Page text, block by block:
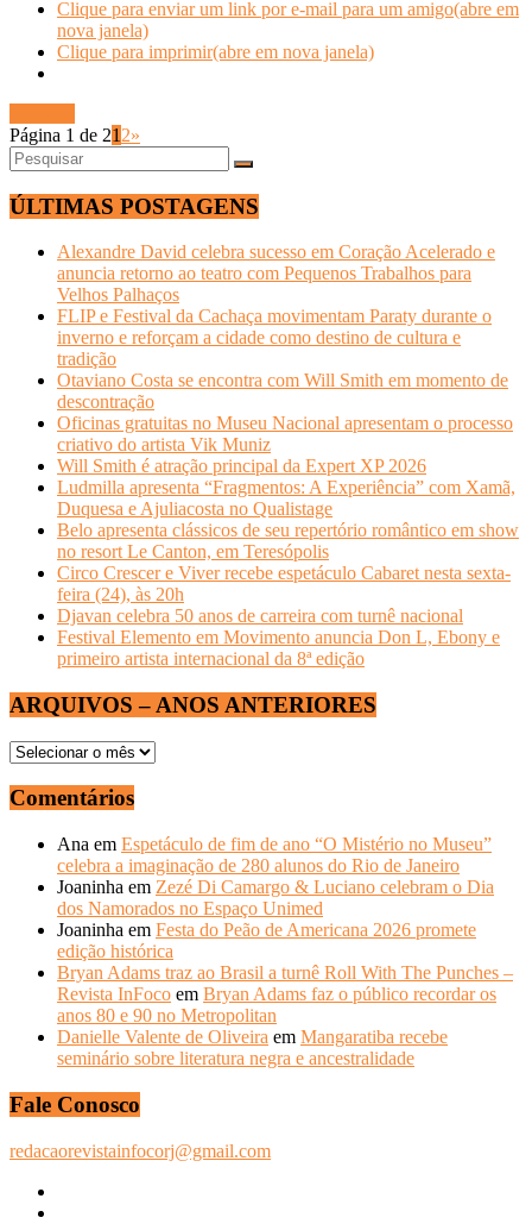
Clique para enviar um link por e-mail para um amigo(abre em
nova janela)
Clique para imprimir(abre em nova janela)
Página 1 de 21 2»
ÚLTIMAS POSTAGENS
Alexandre David celebra sucesso em Coração Acelerado e
anuncia retorno ao teatro com Pequenos Trabalhos para
Velhos Palhaços
FLIP e Festival da Cachaça movimentam Paraty durante o
inverno e reforçam a cidade como destino de cultura e
tradição
Otaviano Costa se encontra com Will Smith em momento de
descontração
Oficinas gratuitas no Museu Nacional apresentam o processo
criativo do artista Vik Muniz
Will Smith é atração principal da Expert XP 2026
Ludmilla apresenta “Fragmentos: A Experiência” com Xamã,
Duquesa e Ajuliacosta no Qualistage
Belo apresenta clássicos de seu repertório romântico em show
no resort Le Canton, em Teresópolis
Circo Crescer e Viver recebe espetáculo Cabaret nesta sexta-
feira (24), às 20h
Djavan celebra 50 anos de carreira com turnê nacional
Festival Elemento em Movimento anuncia Don L, Ebony e
primeiro artista internacional da 8ª edição
ARQUIVOS – ANOS ANTERIORES
ARQUIVOS
ANOS
ANTERIORES
Comentários
Ana em Espetáculo de fim de ano “O Mistério no Museu”
celebra a imaginação de 280 alunos do Rio de Janeiro
Joaninha em Zezé Di Camargo & Luciano celebram o Dia
dos Namorados no Espaço Unimed
Joaninha em Festa do Peão de Americana 2026 promete
edição histórica
Bryan Adams traz ao Brasil a turnê Roll With The Punches –
Revista InFoco em Bryan Adams faz o público recordar os
anos 80 e 90 no Metropolitan
Danielle Valente de Oliveira em Mangaratiba recebe
seminário sobre literatura negra e ancestralidade
Fale Conosco
redacaorevistainfocorj@gmail.com